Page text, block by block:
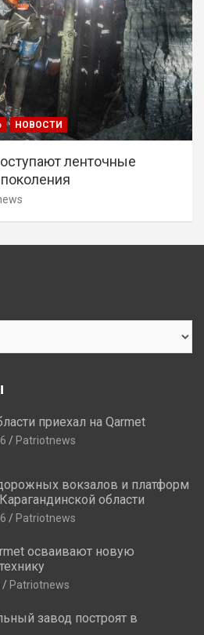
НОВОСТИ
ленточные
приехал на Qarmet
Patriotnews
вокзалов и платформ
области
Patriotnews
осваивают новую
Patriotnews
завод построят в